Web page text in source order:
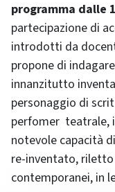
programma dalle
partecipazione di
introdotti da
propone di
innanzitutto
personaggio di
perfomer teatrale,
notevole capacità
re-inventato,
contemporanei, in